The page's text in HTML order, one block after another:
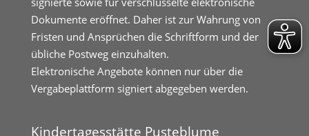
Dokumente eröffnet. Daher ist zur Wahrung von
Fristen und Ansprüchen die Schriftform und der
übliche Postweg einzuhalten.
Elektronische Angebote können nur über die
Vergabeplattform signiert abgegeben werden.
Kindertagesstätte Pusteblume